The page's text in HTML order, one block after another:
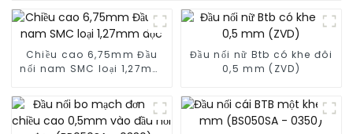
Chiều cao 6,75mm Đầu
nối nam SMC loại 1,27mm
Đầu nối nữ Btb có khe đôi
0,5 mm (ZVD)